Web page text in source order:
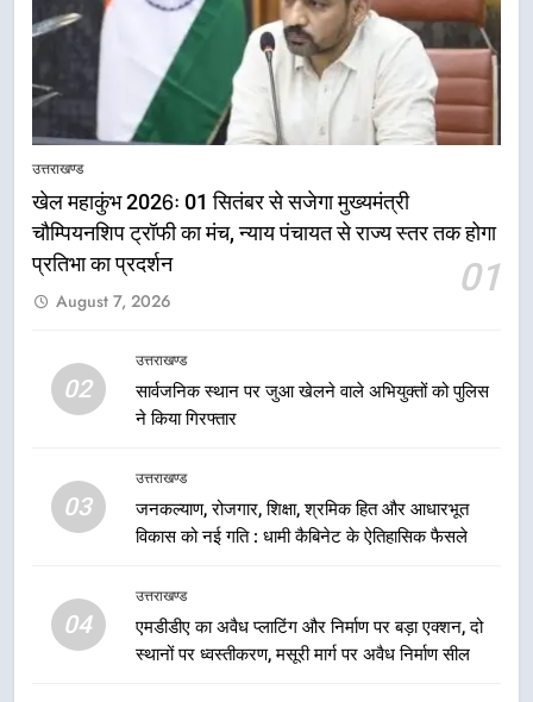
उत्तराखण्ड
खेल महाकुंभ 2026ः 01 सितंबर से सजेगा मुख्यमंत्री
चौम्पियनशिप ट्रॉफी का मंच, न्याय पंचायत से राज्य स्तर तक होगा
प्रतिभा का प्रदर्शन
01
August 7, 2026
02
उत्तराखण्ड
सार्वजनिक स्थान पर जुआ खेलने वाले अभियुक्तों को पुलिस
ने किया गिरफ्तार
03
उत्तराखण्ड
जनकल्याण, रोजगार, शिक्षा, श्रमिक हित और आधारभूत
विकास को नई गति : धामी कैबिनेट के ऐतिहासिक फैसले
04
उत्तराखण्ड
एमडीडीए का अवैध प्लाटिंग और निर्माण पर बड़ा एक्शन, दो
स्थानों पर ध्वस्तीकरण, मसूरी मार्ग पर अवैध निर्माण सील
राष्ट्रीय हथकरघा दिवस पर मुख्यमंत्री
कारीगरों को किया सम्मानित
उत्तराखण्ड
6
वाले महीनों में हजारों पदों पर की जाएगी
भर्ती
उत्तराखण्ड
दिल्ली-देहरादून आर्थिक कॉरिडोर से जुड़ी
12 किमी ग्रीनफील्ड बाईपास परियोजना